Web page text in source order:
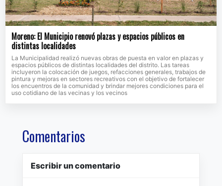
Moreno: El Municipio renovó plazas y espacios públicos en
distintas localidades
La Municipalidad realizó nuevas obras de puesta en valor en plazas y
espacios públicos de distintas localidades del distrito. Las tareas
incluyeron la colocación de juegos, refacciones generales, trabajos de
pintura y mejoras en sectores recreativos con el objetivo de fortalecer
los encuentros de la comunidad y brindar mejores condiciones para el
uso cotidiano de las vecinas y los vecinos
Comentarios
Escribir un comentario